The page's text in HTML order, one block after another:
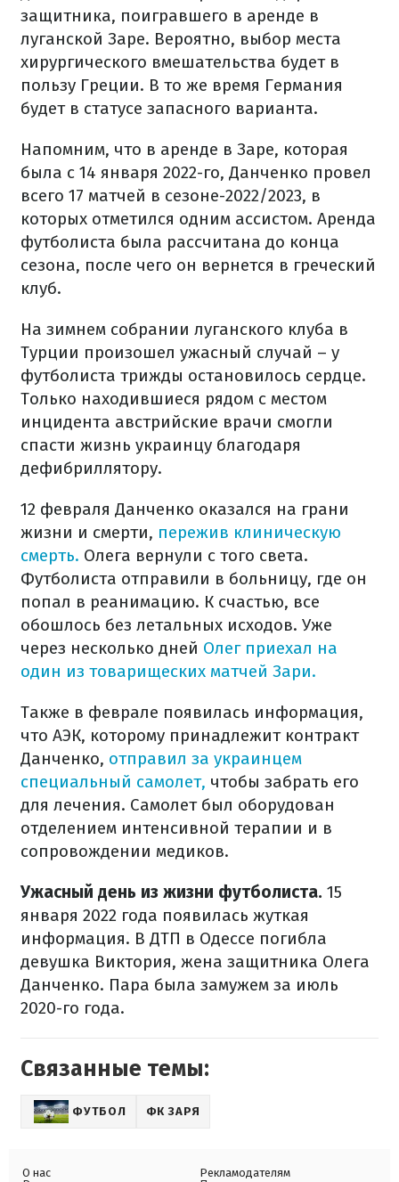
защитника, поигравшего в аренде в
луганской Заре. Вероятно, выбор места
хирургического вмешательства будет в
пользу Греции. В то же время Германия
будет в статусе запасного варианта.
Напомним, что в аренде в Заре, которая
была с 14 января 2022-го, Данченко провел
всего 17 матчей в сезоне-2022/2023, в
которых отметился одним ассистом. Аренда
футболиста была рассчитана до конца
сезона, после чего он вернется в греческий
клуб.
На зимнем собрании луганского клуба в
Турции произошел ужасный случай – у
футболиста трижды остановилось сердце.
Только находившиеся рядом с местом
инцидента австрийские врачи смогли
спасти жизнь украинцу благодаря
дефибриллятору.
12 февраля Данченко оказался на грани
жизни и смерти, пережив клиническую
смерть. Олега вернули с того света.
Футболиста отправили в больницу, где он
попал в реанимацию. К счастью, все
обошлось без летальных исходов. Уже
через несколько дней Олег приехал на
один из товарищеских матчей Зари.
Также в феврале появилась информация,
что АЭК, которому принадлежит контракт
Данченко, отправил за украинцем
специальный самолет, чтобы забрать его
для лечения. Самолет был оборудован
отделением интенсивной терапии и в
сопровождении медиков.
Ужасный день из жизни футболиста. 15
января 2022 года появилась жуткая
информация. В ДТП в Одессе погибла
девушка Виктория, жена защитника Олега
Данченко. Пара была замужем за июль
2020-го года.
Связанные темы:
ФУТБОЛ ФК ЗАРЯ
О нас
Рекламодателям